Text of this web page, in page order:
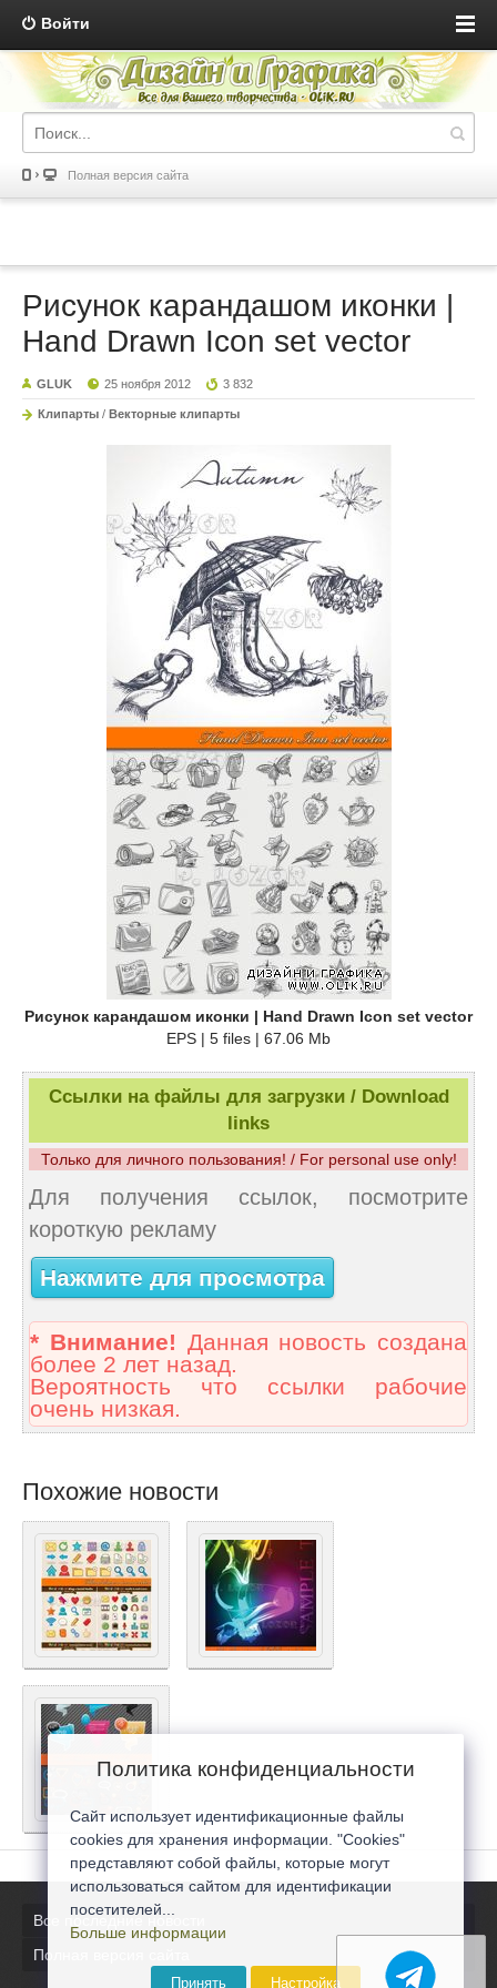
Войти
Полная версия сайта
Рисунок карандашом иконки |
Hand Drawn Icon set vector
GLUK 25 ноября 2012 3 832
Клипарты / Векторные клипарты
Рисунок карандашом иконки | Hand Drawn Icon set vector
EPS | 5 files | 67.06 Mb
Ссылки на файлы для загрузки / Download
links
Только для личного пользования! / For personal use only!
Для получения ссылок, посмотрите
короткую рекламу
Нажмите для просмотра
* Внимание! Данная новость создана
более 2 лет назад.
Вероятность что ссылки рабочие
очень низкая.
Похожие новости
Все последние новости
Полная версия сайта
Политика конфиденциальности
Сайт использует идентификационные файлы
cookies для хранения информации. "Cookies"
представляют собой файлы, которые могут
использоваться сайтом для идентификации
посетителей...
Больше информации
Принять Настройка